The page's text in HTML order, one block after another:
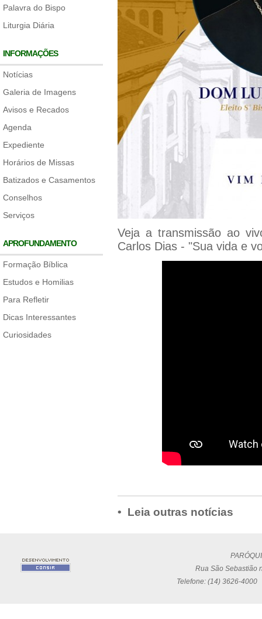
Palavra do Bispo
Liturgia Diária
INFORMAÇÕES
Notícias
Galeria de Imagens
Avisos e Recados
Agenda
Expediente
Horários de Missas
Batizados e Casamentos
Conselhos
Serviços
APROFUNDAMENTO
Formação Bíblica
Estudos e Homilias
Para Refletir
Dicas Interessantes
Curiosidades
Veja a transmissão ao
Carlos Dias - "Sua vida e
• Leia outras notícias
Rua São Sebastião
Telefone: (14) 3626-